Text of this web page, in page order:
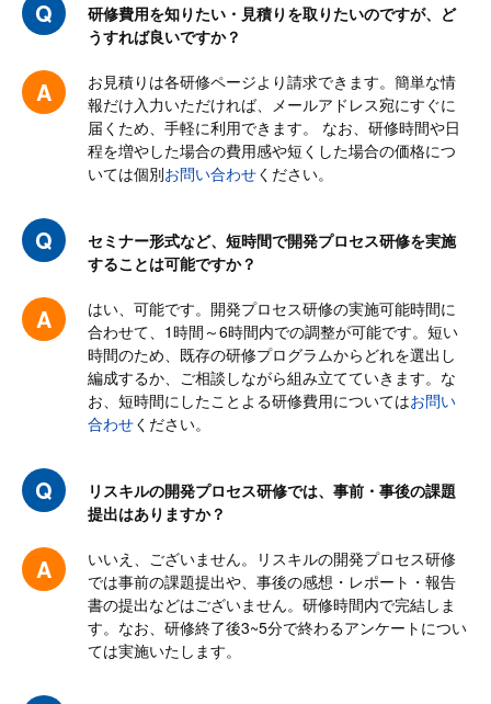
アジャイル開発について、概要を理解することが出来ました。資
格勉強で知識はあったのですが、実際にスプリントを実行して、
会話量の多さに驚きました。今後スクラムの案件があれば参加し
てみたいです。
ものなのか知る機会となり大変有意義な講義でした。
現在参画している現場がアジャイルに近いので、コミュニケーシ
ョンを積極的に取っていこうと思う。
実際にアジャイルの開発に携わった際に、知識を活かしてにメン
バーとして積極的に関わる事ができるのではないかと思う。
ITソリューション企業様
内容： 満足・良かった
100.0%
講師： 満足・良かった
研修費用を知りたい・見積りを取りたいのですが、ど
うすれば良いですか？
お見積りは各研修ページより請求できます。簡単な情
報だけ入力いただければ、メールアドレス宛にすぐに
届くため、手軽に利用できます。 なお、研修時間や日
程を増やした場合の費用感や短くした場合の価格につ
いては個別お問い合わせください。
セミナー形式など、短時間で開発プロセス研修を実施
することは可能ですか？
はい、可能です。開発プロセス研修の実施可能時間に
合わせて、1時間～6時間内での調整が可能です。短い
時間のため、既存の研修プログラムからどれを選出し
編成するか、ご相談しながら組み立てていきます。な
お、短時間にしたことよる研修費用についてはお問い
合わせください。
リスキルの開発プロセス研修では、事前・事後の課題
提出はありますか？
いいえ、ございません。リスキルの開発プロセス研修
では事前の課題提出や、事後の感想・レポート・報告
書の提出などはございません。研修時間内で完結しま
す。なお、研修終了後3~5分で終わるアンケートについ
ては実施いたします。